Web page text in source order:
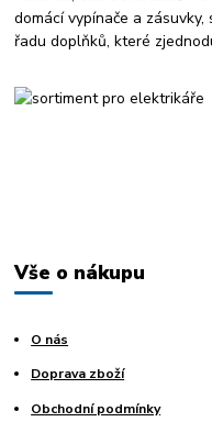
domácí vypínače a
řadu doplňků, které
Vše o nákupu
O nás
Doprava zboží
Obchodní podmínky